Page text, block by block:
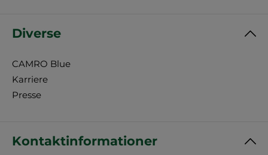
Diverse
CAMRO Blue
Karriere
Presse
Kontaktinformationer